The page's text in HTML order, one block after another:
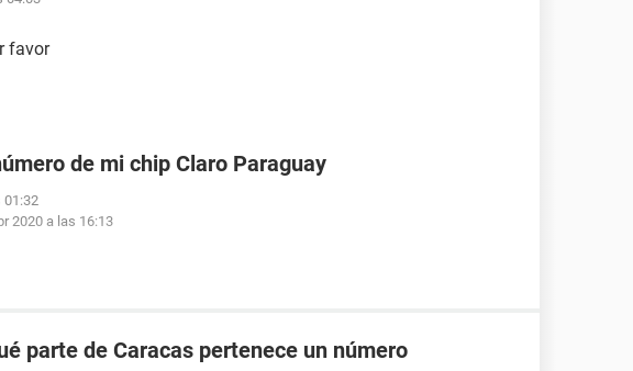
favor
de mi chip Claro Paraguay
01:32
2020 a las 16:13
parte de Caracas pertenece un número